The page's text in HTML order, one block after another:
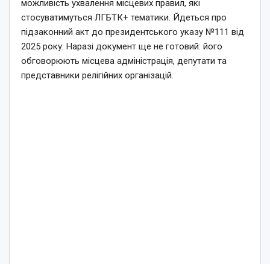
можливість ухвалення місцевих правил, які
стосуватимуться ЛГБТК+ тематики. Йдеться про
підзаконний акт до президентського указу №111 від
2025 року. Наразі документ ще не готовий: його
обговорюють місцева адміністрація, депутати та
представники релігійних організацій.